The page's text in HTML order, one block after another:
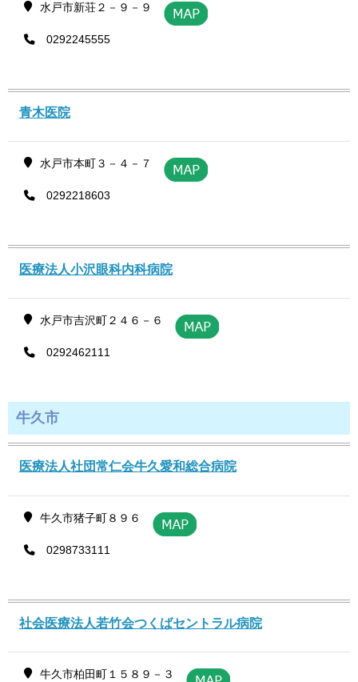
水戸市新荘２－９－９
0292245555
青木医院
水戸市本町３－４－７
0292218603
医療法人小沢眼科内科病院
水戸市吉沢町２４６－６
0292462111
牛久市
医療法人社団常仁会牛久愛和総合病院
牛久市猪子町８９６
0298733111
社会医療法人若竹会つくばセントラル病院
牛久市柏田町１５８９－３